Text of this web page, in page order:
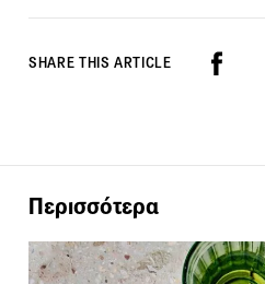
SHARE THIS ARTICLE
Περισσότερα